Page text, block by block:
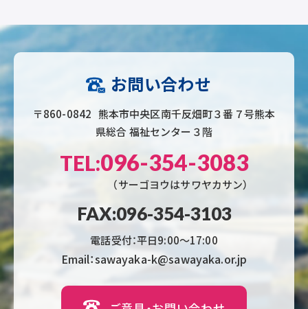
お問い合わせ
〒860-0842 熊本市中央区南千反畑町３番７号熊本
県総合 福祉センター３階
TEL:096-354-3083
（サーゴヨウはサワヤカサン）
FAX:096-354-3103
電話受付：平日9:00〜17:00
Email：sawayaka-k@sawayaka.or.jp